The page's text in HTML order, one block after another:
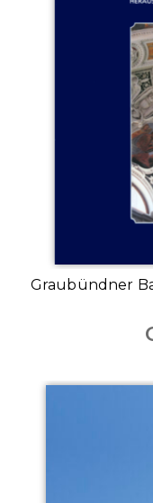
Graubündner